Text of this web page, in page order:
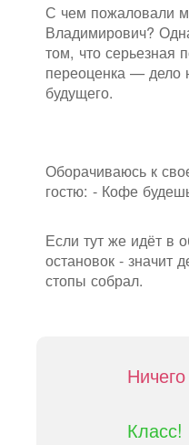
С чем пожаловали
Владимирович?
том, что серьезная
переоценка — дело
будущего.
Оборачиваюсь к
гостю: - Кофе
Если тут же идёт в
остановок - значит
стопы собрал.
Ничего
Класс!